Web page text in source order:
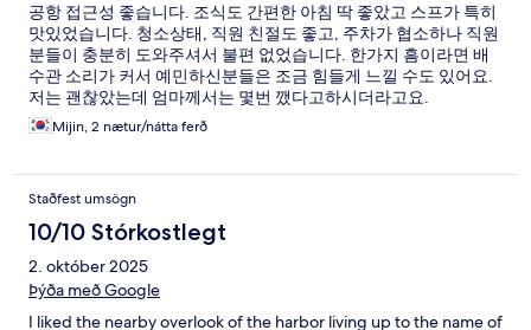
공항 접근성 좋습니다. 조식도 간편한 아침 딱 좋았고 스프가 특히
맛있었습니다. 청소상태, 직원 친절도 좋고, 주차가 협소하나 직원
분들이 충분히 도와주셔서 불편 없었습니다. 한가지 흠이라면 배
수관 소리가 커서 예민하신분들은 조금 힘들게 느낄 수도 있어요.
저는 괜찮았는데 엄마께서는 몇번 깼다고하시더라고요.
Mijin, 2 nætur/nátta ferð
Staðfest umsögn
10/10 Stórkostlegt
2. október 2025
Þýða með Google
I liked the nearby overlook of the harbor living up to the name of